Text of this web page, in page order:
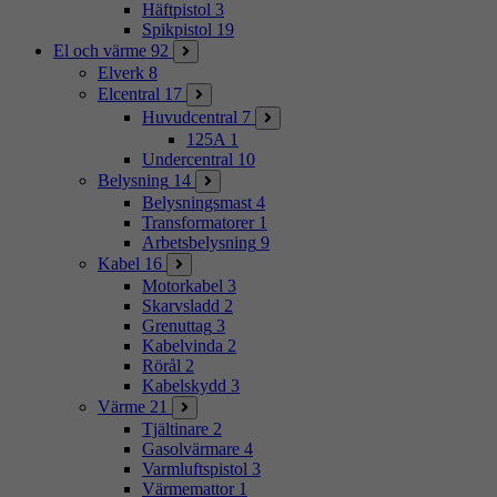
Häftpistol 3
Spikpistol 19
El och värme 92
Elverk 8
Elcentral 17
Huvudcentral 7
125A 1
Undercentral 10
Belysning 14
Belysningsmast 4
Transformatorer 1
Arbetsbelysning 9
Kabel 16
Motorkabel 3
Skarvsladd 2
Grenuttag 3
Kabelvinda 2
Rörål 2
Kabelskydd 3
Värme 21
Tjältinare 2
Gasolvärmare 4
Varmluftspistol 3
Värmemattor 1